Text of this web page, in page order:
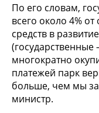
По его словам,
всего около 4%
средств в
(государственные
многократно
платежей парк
больше, чем мы
министр.